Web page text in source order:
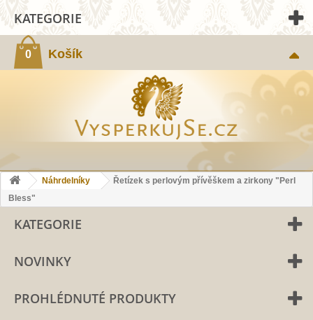
0 Košík
KATEGORIE
Náhrdelníky
Řetízek s perlovým přívěškem a zirkony "Perl
Bless"
KATEGORIE
NOVINKY
PROHLÉDNUTÉ PRODUKTY